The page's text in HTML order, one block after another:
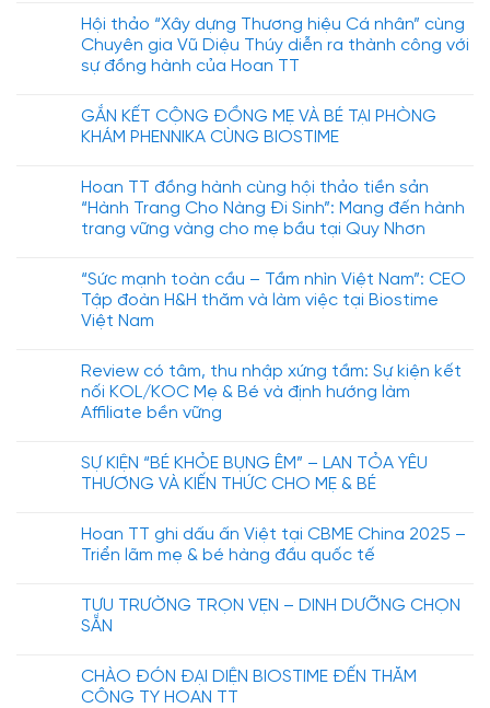
Hội thảo “Xây dựng Thương hiệu Cá nhân” cùng
Chuyên gia Vũ Diệu Thúy diễn ra thành công với
sự đồng hành của Hoan TT
GẮN KẾT CỘNG ĐỒNG MẸ VÀ BÉ TẠI PHÒNG
KHÁM PHENNIKA CÙNG BIOSTIME
Hoan TT đồng hành cùng hội thảo tiền sản
“Hành Trang Cho Nàng Đi Sinh”: Mang đến hành
trang vững vàng cho mẹ bầu tại Quy Nhơn
“Sức mạnh toàn cầu – Tầm nhìn Việt Nam”: CEO
Tập đoàn H&H thăm và làm việc tại Biostime
Việt Nam
Review có tâm, thu nhập xứng tầm: Sự kiện kết
nối KOL/KOC Mẹ & Bé và định hướng làm
Affiliate bền vững
SỰ KIỆN “BÉ KHỎE BỤNG ÊM” – LAN TỎA YÊU
THƯƠNG VÀ KIẾN THỨC CHO MẸ & BÉ
Hoan TT ghi dấu ấn Việt tại CBME China 2025 –
Triển lãm mẹ & bé hàng đầu quốc tế
TỰU TRƯỜNG TRỌN VẸN – DINH DƯỠNG CHỌN
SẴN
CHÀO ĐÓN ĐẠI DIỆN BIOSTIME ĐẾN THĂM
CÔNG TY HOAN TT